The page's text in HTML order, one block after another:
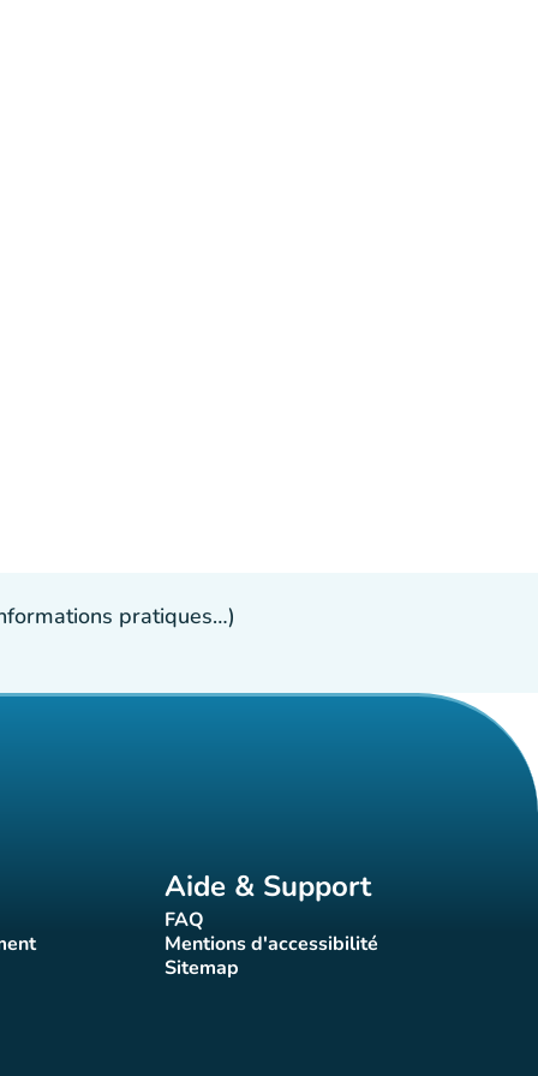
pratiques…)
Aide & Support
FAQ(nouvel onglet)
Mentions d'accessibilité
(nouvel onglet)
Sitemap(nouvel onglet)